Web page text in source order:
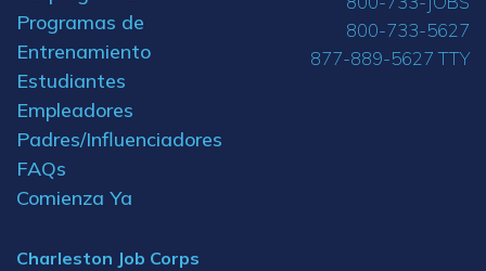
Programas de
Entrenamiento
Estudiantes
Empleadores
Padres/Influenciadores
FAQs
Comienza Ya
Charleston Job Corps
800-733-5627
877-889-5627 TTY